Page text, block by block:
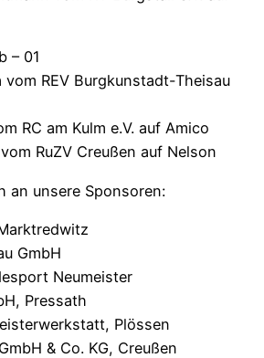
– 01
vom REV Burgkunstadt-Theisau
RC am Kulm e.V. auf Amico
RuZV Creußen auf Nelson
an unsere Sponsoren:
GmbH
Neumeister
Pressath
Plössen
& Co. KG, Creußen